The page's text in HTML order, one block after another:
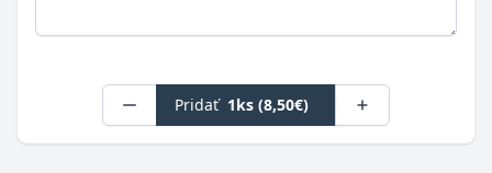
Pridať 1ks (8,50€)